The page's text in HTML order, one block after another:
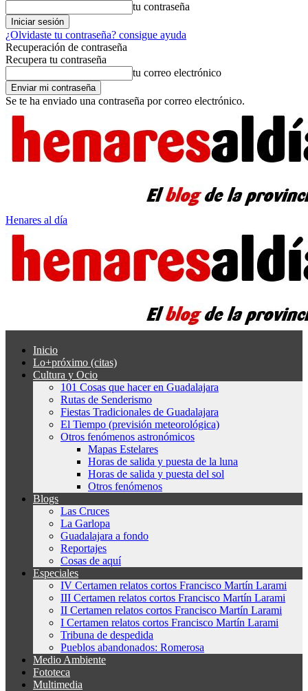
tu contraseña
¿Olvidaste tu contraseña? consigue ayuda
Recuperación de contraseña
Recupera tu contraseña
tu correo electrónico
Se te ha enviado una contraseña por correo electrónico.
Henares al día
Inicio
Lo+próximo (citas)
Cultura y Ocio
101 Cosas que hacer en Guadalajara
Rutas de Senderismo
Fiestas Tradicionales de Guadalajara
El Tiempo (previsión meteorológica)
Otros fenómenos astronómicos
Mapas Estelares
Horas de salida y puesta de la luna
Horas de salida y puesta del sol
Otros fenómenos
Blogs
Las Cruces
La Garlopa
Guadalajara a fondo
Reportajes
Cosas de aquí
Especiales
IV Certamen relatos cortos Francisco Martín Larami
III Certamen relatos cortos Francisco Martín Larami
II Certamen relatos cortos Francisco Martín Larami
I Certamen relatos cortos Francisco Martín Larami
Tribuna de despedida
Pueblos abandonados: Romerosa
Medio Ambiente
Fototeca
Multimedia